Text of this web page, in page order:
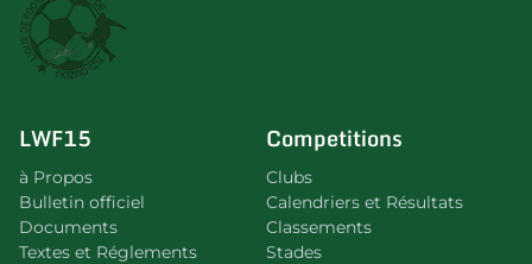
LWF15
à Propos
Bulletin officiel
Documents
Textes et Réglements
Competitions
Clubs
Calendriers et Résultats
Classements
Stades